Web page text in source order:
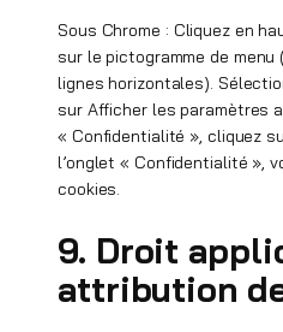
Sous Chrome : Cliquez en
sur le pictogramme de
lignes horizontales).
sur Afficher les paramètres
« Confidentialité », cliquez
l’onglet « Confidentialité »,
cookies.
9. Droit
attribution